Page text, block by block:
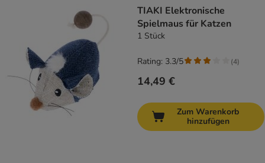
TIAKI Elektronische
Spielmaus für Katzen
1 Stück
14,49 €
Rating: 3.3/5 (4)
Zum Warenkorb
hinzufügen